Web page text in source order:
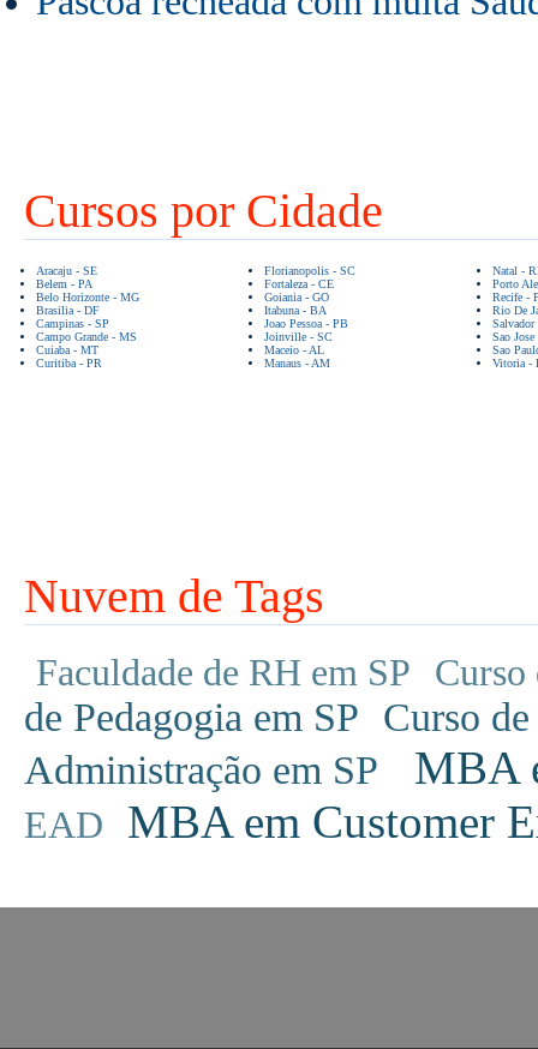
Cursos por Cidade
Aracaju - SE
Belem - PA
Belo Horizonte - MG
Brasilia - DF
Campinas - SP
Campo Grande - MS
Cuiaba - MT
Curitiba - PR
Florianopolis - SC
Fortaleza - CE
Goiania - GO
Itabuna - BA
Joao Pessoa - PB
Joinville - SC
Maceio - AL
Manaus - AM
Natal -
Porto
Recife -
Rio De
Sao
Sao
Vitoria -
Nuvem de Tags
Faculdade de RH em SP Curso
de Pedagogia em SP Curso
Administração em SP
MBA
EAD MBA em Customer